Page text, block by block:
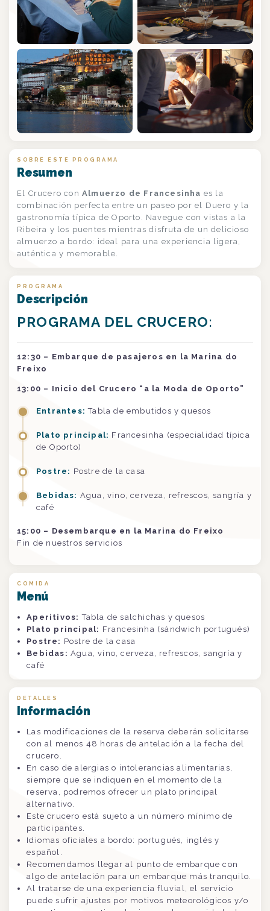
+1
SOBRE ESTE PROGRAMA
Resumen
El Crucero con Almuerzo de Francesinha es la
combinación perfecta entre un paseo por el Duero y la
gastronomía típica de Oporto. Navegue con vistas a la
Ribeira y los puentes mientras disfruta de un delicioso
almuerzo a bordo: ideal para una experiencia ligera,
auténtica y memorable.
PROGRAMA
Descripción
PROGRAMA DEL CRUCERO:
12:30 – Embarque de pasajeros en la Marina do
Freixo
13:00 – Inicio del Crucero “a la Moda de Oporto”
Entrantes: Tabla de embutidos y quesos
Plato principal: Francesinha (especialidad típica
de Oporto)
Postre: Postre de la casa
Bebidas: Agua, vino, cerveza, refrescos, sangría y
café
15:00 – Desembarque en la Marina do Freixo
Fin de nuestros servicios
COMIDA
Menú
Aperitivos:Tabla de salchichas y quesos
Plato principal: Francesinha (sándwich portugués)
Postre: Postre de la casa
Bebidas:Agua, vino, cerveza, refrescos, sangría y
café
DETALLES
Información
Las modificaciones de la reserva deberán solicitarse
con al menos 48 horas de antelación a la fecha del
crucero.
En caso de alergias o intolerancias alimentarias,
siempre que se indiquen en el momento de la
reserva, podremos ofrecer un plato principal
alternativo.
Este crucero está sujeto a un número mínimo de
participantes.
Idiomas oficiales a bordo: portugués, inglés y
español.
Recomendamos llegar al punto de embarque con
algo de antelación para un embarque más tranquilo.
Al tratarse de una experiencia fluvial, el servicio
puede sufrir ajustes por motivos meteorológicos y/o